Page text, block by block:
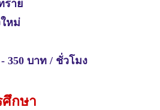
ราย
ใหม่
350 บาท / ชั่วโมง
กษา